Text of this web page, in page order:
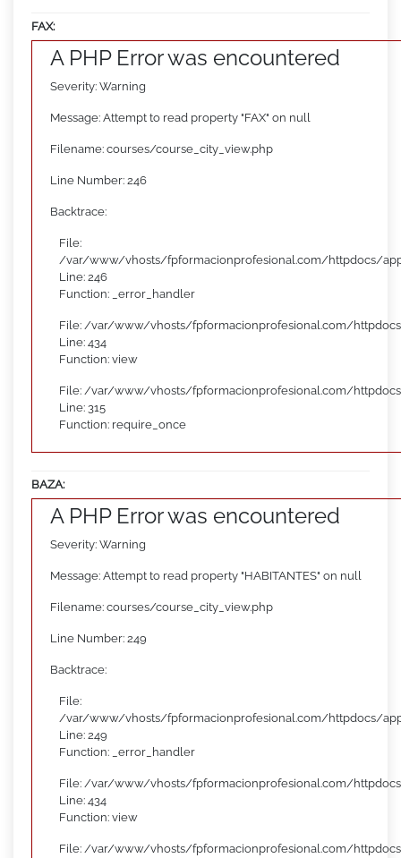
FAX:
A PHP Error was encountered
Severity: Warning
Message: Attempt to read property "FAX" on null
Filename: courses/course_city_view.php
Line Number: 246
Backtrace:
File:
/var/www/vhosts/fpformacionprofesional.com/httpdocs/
Line: 246
Function: _error_handler
File: /var/www/vhosts/fpformacionprofesional.com/
Line: 434
Function: view
File: /var/www/vhosts/fpformacionprofesional.com/
Line: 315
Function: require_once
BAZA:
A PHP Error was encountered
Severity: Warning
Message: Attempt to read property "HABITANTES" on null
Filename: courses/course_city_view.php
Line Number: 249
Backtrace:
File:
/var/www/vhosts/fpformacionprofesional.com/httpdocs/
Line: 249
Function: _error_handler
File: /var/www/vhosts/fpformacionprofesional.com/
Line: 434
Function: view
File: /var/www/vhosts/fpformacionprofesional.com/